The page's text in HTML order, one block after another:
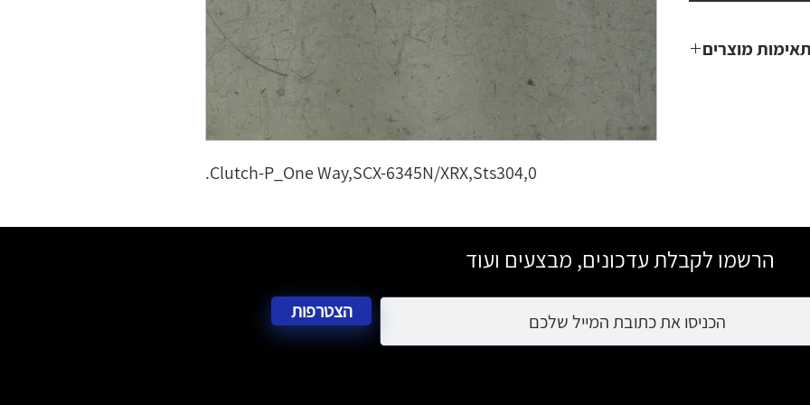
Clutch-P_One Way,SCX-6345N/XRX,Sts304,0.
תאימות מוצרים
הרשמו לקבלת עדכונים, מבצעים ועוד
הצטרפות